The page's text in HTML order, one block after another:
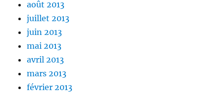
août 2013
juillet 2013
juin 2013
mai 2013
avril 2013
mars 2013
février 2013